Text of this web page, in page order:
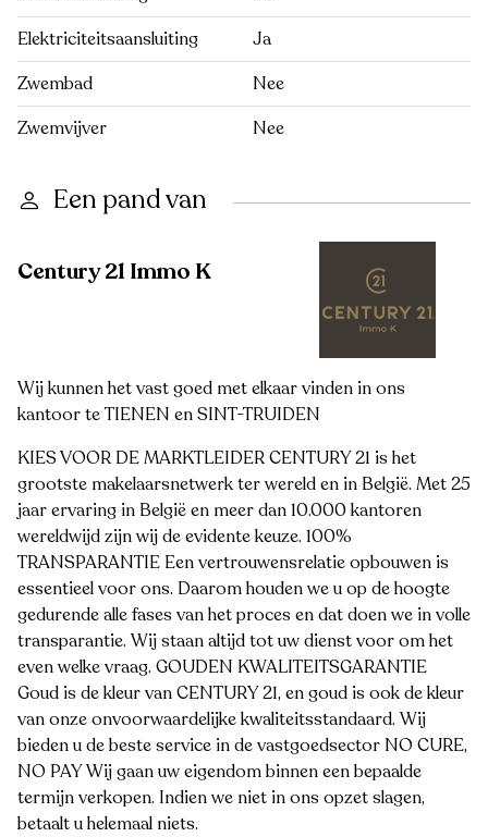
Elektriciteitsaansluiting
Ja
Zwembad
Nee
Zwemvijver
Nee
Een pand van
Century 21 Immo K
Wij kunnen het vast goed met elkaar vinden in ons
kantoor te TIENEN en SINT-TRUIDEN
KIES VOOR DE MARKTLEIDER CENTURY 21 is het
grootste makelaarsnetwerk ter wereld en in België. Met 25
jaar ervaring in België en meer dan 10.000 kantoren
wereldwijd zijn wij de evidente keuze. 100%
TRANSPARANTIE Een vertrouwensrelatie opbouwen is
essentieel voor ons. Daarom houden we u op de hoogte
gedurende alle fases van het proces en dat doen we in volle
transparantie. Wij staan altijd tot uw dienst voor om het
even welke vraag. GOUDEN KWALITEITSGARANTIE
Goud is de kleur van CENTURY 21, en goud is ook de kleur
van onze onvoorwaardelijke kwaliteitsstandaard. Wij
bieden u de beste service in de vastgoedsector NO CURE,
NO PAY Wij gaan uw eigendom binnen een bepaalde
termijn verkopen. Indien we niet in ons opzet slagen,
betaalt u helemaal niets.